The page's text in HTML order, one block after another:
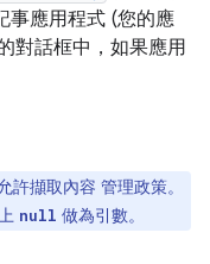
事應用程式 (您的應
對話框中，如果應用
擷取內容 管理政策。
null 做為引數。